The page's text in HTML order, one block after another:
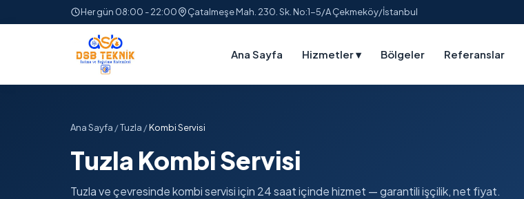
Her gün 08:00 - 22:00 Çatalmeşe Mah. 230. Sk. No:1-5/A Çekmeköy/İstanbul
Ana Sayfa Hizmetler▾ Bölgeler Referanslar
Ana Sayfa /Tuzla /Kombi Servisi
Tuzla Kombi Servisi
Tuzla ve çevresinde kombi servisi için 24 saat içinde hizmet — garantili işçilik, net fiyat.